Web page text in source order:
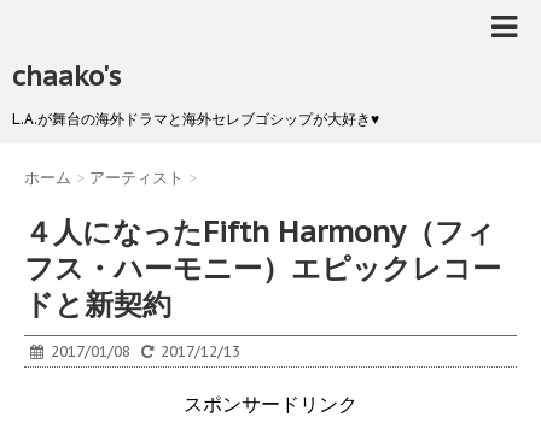
chaako's
L.A.が舞台の海外ドラマと海外セレブゴシップが大好き♥
ホーム > アーティスト >
４人になったFifth Harmony（フィ
フス・ハーモニー）エピックレコー
ドと新契約
2017/01/08 2017/12/13
スポンサードリンク